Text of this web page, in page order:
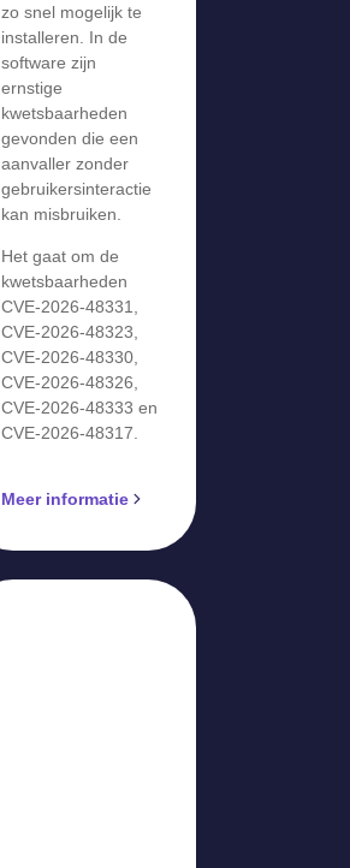
zo snel mogelijk te
installeren. In de
software zijn
ernstige
kwetsbaarheden
gevonden die een
aanvaller zonder
gebruikersinteractie
kan misbruiken.
Het gaat om de
kwetsbaarheden
CVE-2026-48331,
CVE-2026-48323,
CVE-2026-48330,
CVE-2026-48326,
CVE-2026-48333 en
CVE-2026-48317.
Meer informatie